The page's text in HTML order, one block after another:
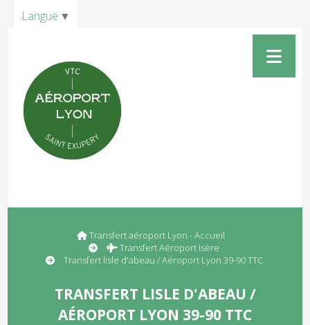
Transfert aéroport Lyon - Accueil
Transfert Aéroport Isère
Transfert lisle d'abeau / Aéroport Lyon 39-90 TTC
TRANSFERT LISLE D'ABEAU /
AÉROPORT LYON 39-90 TTC
Langue ▼